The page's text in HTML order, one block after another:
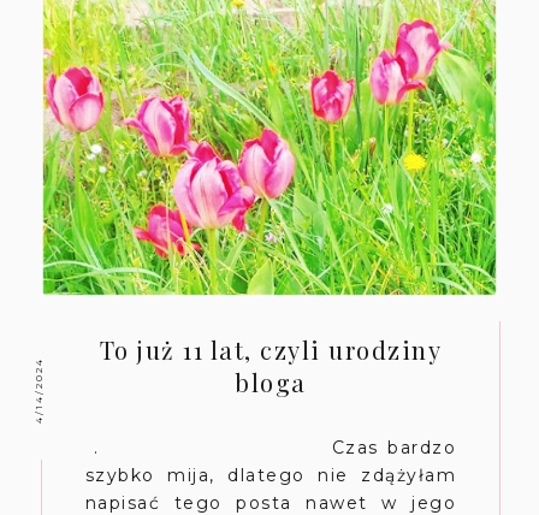
4/14/2024
To już 11 lat, czyli urodziny
bloga
. Czas bardzo
szybko mija, dlatego nie zdążyłam
napisać tego posta nawet w jego